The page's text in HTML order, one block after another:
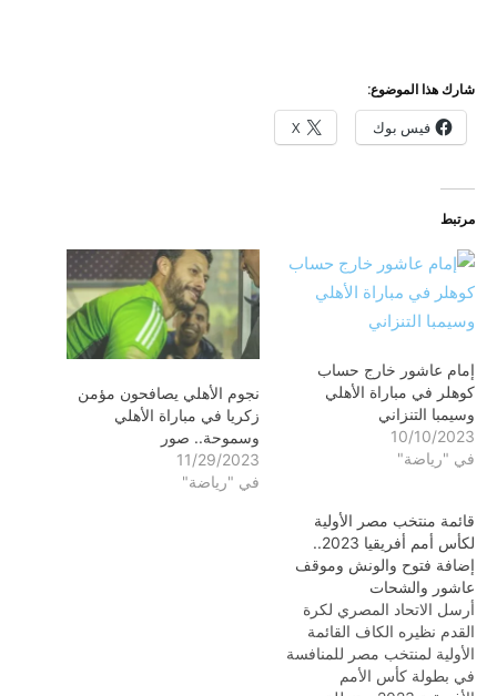
شارك هذا الموضوع:
فيس بوك X
مرتبط
إمام عاشور خارج حساب
كوهلر في مباراة الأهلي
وسيمبا التنزاني
10/10/2023
في "رياضة"
نجوم الأهلي يصافحون مؤمن
زكريا في مباراة الأهلي
وسموحة.. صور
11/29/2023
في "رياضة"
قائمة منتخب مصر الأولية
لكأس أمم أفريقيا 2023..
إضافة فتوح والونش وموقف
عاشور والشحات
أرسل الاتحاد المصري لكرة
القدم نظيره الكاف القائمة
الأولية لمنتخب مصر للمنافسة
في بطولة كأس الأمم